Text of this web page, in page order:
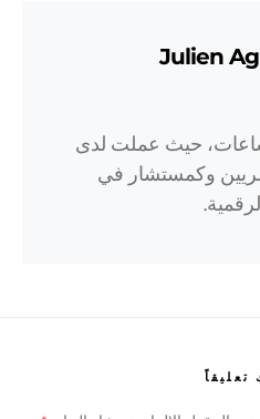
Julien
حيث عملت لدى
وكمستشار في
تعليقاً